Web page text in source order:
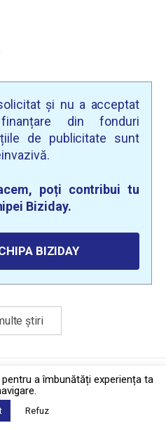
și nu a acceptat
din fonduri
de publicitate sunt
poți contribui tu
Biziday.
BIZIDAY
știri
·Contact
© Biziday
a îmbunătăți experiența ta
Refuz